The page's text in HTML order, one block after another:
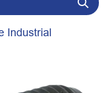
Industrial